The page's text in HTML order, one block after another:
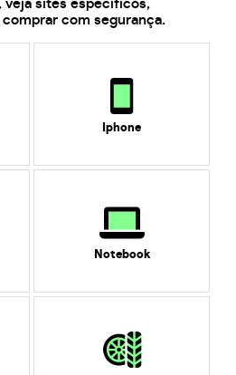
veja sites específicos,
com segurança.
Iphone
Notebook